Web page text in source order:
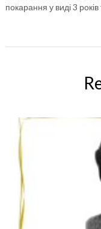
покарання у виді 3